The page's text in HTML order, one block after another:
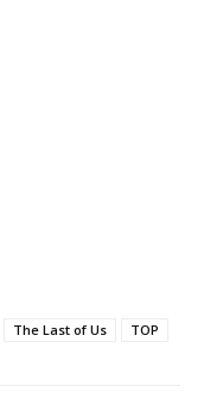
The Last of Us
TOP